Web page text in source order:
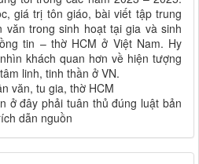
giá trị tôn giáo, bài viết tập trung
trong sinh hoạt tại gia và sinh
tin – thờ HCM ở Việt Nam. Hy
khách quan hơn về hiện tượng
linh, tinh thần ở VN.
văn, tu gia, thờ HCM
ở đây phải tuân thủ đúng luật bản
dẫn nguồn